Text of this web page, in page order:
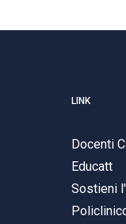
LINK
Docenti
Educatt
Sostieni